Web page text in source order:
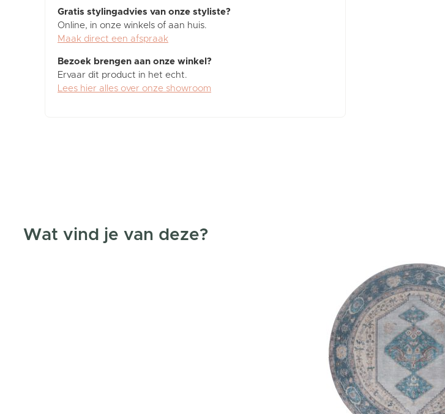
Gratis stylingadvies van onze styliste?
Online, in onze winkels of aan huis.
Maak direct een afspraak
Bezoek brengen aan onze winkel?
Ervaar dit product in het echt.
Lees hier alles over onze showroom
Wat vind je van deze?